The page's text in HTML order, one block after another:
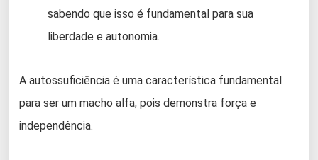
sabendo que isso é fundamental para sua
liberdade e autonomia.
A autossuficiência é uma característica fundamental
para ser um macho alfa, pois demonstra força e
independência.